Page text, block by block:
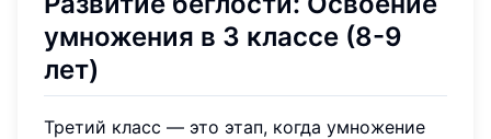
умножения в 3 классе (8-9
лет)
Третий класс — это этап, когда умножение